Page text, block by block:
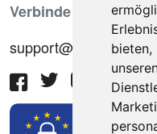
bieten,
Verbinde dich mit